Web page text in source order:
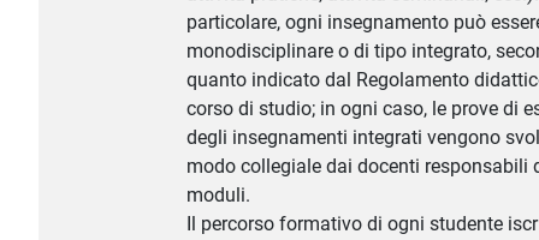
particolare, ogni insegnamento può
monodisciplinare o di tipo integrato,
quanto indicato dal Regolamento
corso di studio; in ogni caso, le prove di
degli insegnamenti integrati vengono
modo collegiale dai docenti responsabili
moduli.
Il percorso formativo di ogni studente